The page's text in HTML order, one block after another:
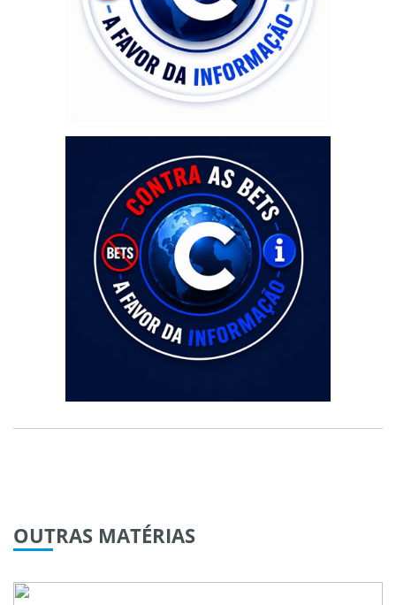
OUTRAS MATÉRIAS